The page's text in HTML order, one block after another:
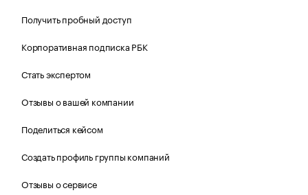
Получить пробный доступ
Корпоративная подписка РБК
Стать экспертом
Отзывы о вашей компании
Поделиться кейсом
Создать профиль группы компаний
Отзывы о сервисе